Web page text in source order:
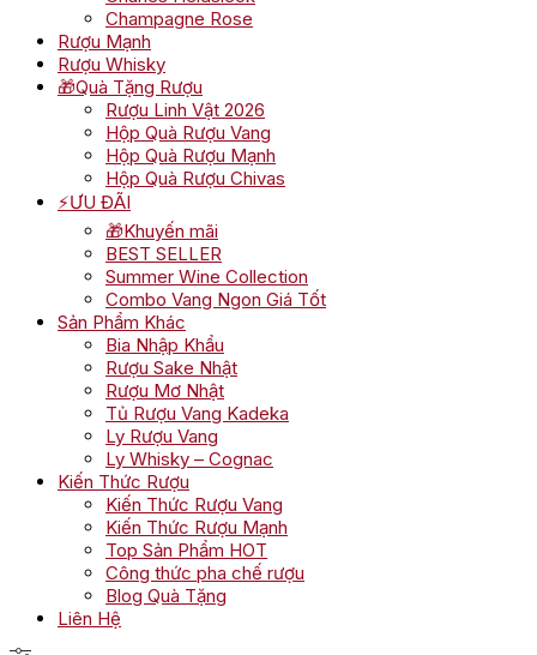
Champagne Rose
Rượu Mạnh
Rượu Whisky
🎁Quà Tặng Rượu
Rượu Linh Vật 2026
Hộp Quà Rượu Vang
Hộp Quà Rượu Mạnh
Hộp Quà Rượu Chivas
⚡ƯU ĐÃI
🎁Khuyến mãi
BEST SELLER
Summer Wine Collection
Combo Vang Ngon Giá Tốt
Sản Phẩm Khác
Bia Nhập Khẩu
Rượu Sake Nhật
Rượu Mơ Nhật
Tủ Rượu Vang Kadeka
Ly Rượu Vang
Ly Whisky – Cognac
Kiến Thức Rượu
Kiến Thức Rượu Vang
Kiến Thức Rượu Mạnh
Top Sản Phẩm HOT
Công thức pha chế rượu
Blog Quà Tặng
Liên Hệ